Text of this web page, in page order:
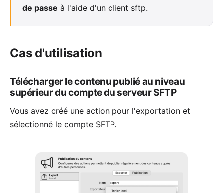
de passe à l'aide d'un client sftp.
Cas d'utilisation
Télécharger le contenu publié au niveau
supérieur du compte du serveur SFTP
Vous avez créé une action pour l'exportation et
sélectionné le compte SFTP.